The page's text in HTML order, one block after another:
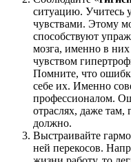
ситуацию. Учитесь
чувствами. Этому
способствуют
мозга, именно в
чувством
Помните, что
себе их. Именно
профессионалом.
отраслях, даже
должно.
Выстраивайте
ней перекосов.